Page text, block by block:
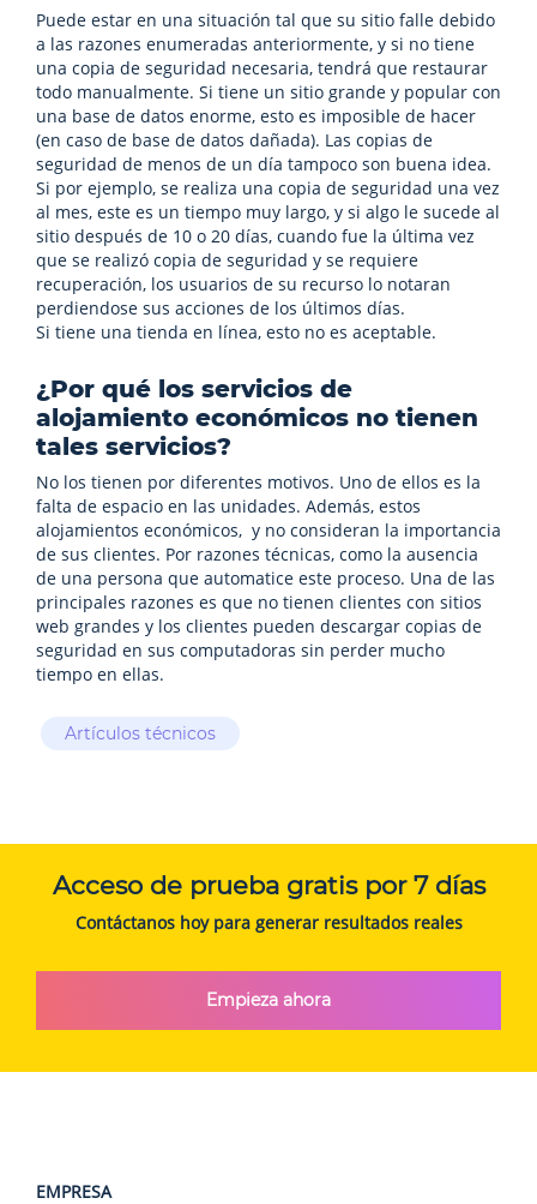
Puede estar en una situación tal que su sitio falle debido
a las razones enumeradas anteriormente, y si no tiene
una copia de seguridad necesaria, tendrá que restaurar
todo manualmente. Si tiene un sitio grande y popular con
una base de datos enorme, esto es imposible de hacer
(en caso de base de datos dañada). Las copias de
seguridad de menos de un día tampoco son buena idea.
Si por ejemplo, se realiza una copia de seguridad una vez
al mes, este es un tiempo muy largo, y si algo le sucede al
sitio después de 10 o 20 días, cuando fue la última vez
que se realizó copia de seguridad y se requiere
recuperación, los usuarios de su recurso lo notaran
perdiendose sus acciones de los últimos días.
Si tiene una tienda en línea, esto no es aceptable.
¿Por qué los servicios de
alojamiento económicos no tienen
tales servicios?
No los tienen por diferentes motivos. Uno de ellos es la
falta de espacio en las unidades. Además, estos
alojamientos económicos, y no consideran la importancia
de sus clientes. Por razones técnicas, como la ausencia
de una persona que automatice este proceso. Una de las
principales razones es que no tienen clientes con sitios
web grandes y los clientes pueden descargar copias de
seguridad en sus computadoras sin perder mucho
tiempo en ellas.
Artículos técnicos
Acceso de prueba gratis por 7 días
Contáctanos hoy para generar resultados reales
Empieza ahora
EMPRESA